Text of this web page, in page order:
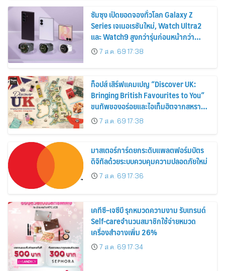
ซัมซุง เปิดยอดจองทั่วโลก Galaxy Z
Series เจเนอเรชันใหม่, Watch Ultra2
และ Watch9 สูงกว่ารุ่นก่อนหน้ากว่า
30%7 ส.ค. 69 17:38
ท็อปส์ เสิร์ฟแคมเปญ “Discover UK:
Bringing British Favourites to You”
ขนทัพของอร่อยและไอเท็มฮิตจากสหราช
อาณาจักร ส่งตรงถึงมือตั้งแต่วันนี้ – 18
สิงหาคมนี้
7 ส.ค. 69 17:38
มาสเตอร์การ์ดยกระดับแพลตฟอร์มบัตร
ดิจิทัลด้วยระบบควบคุมความปลอดภัยใหม่
7 ส.ค. 69 17:36
เคทีซี–เจซีบี รุกหมวดความงาม รับเทรนด์
Self-careจำนวนสมาชิกใช้จ่ายหมวด
เครื่องสำอางเพิ่ม 26%
7 ส.ค. 69 17:34